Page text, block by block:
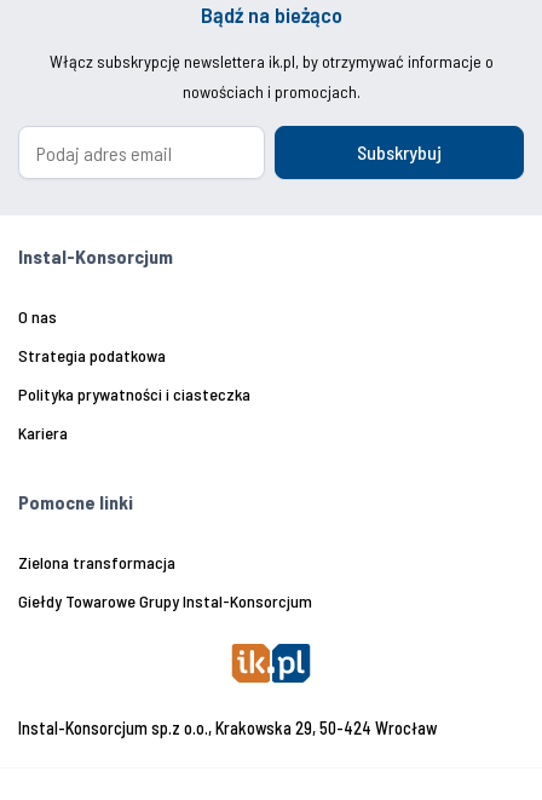
Bądź na bieżąco
Włącz subskrypcję newslettera ik.pl, by otrzymywać informacje o
nowościach i promocjach.
Subskrybuj
Instal-Konsorcjum
O nas
Strategia podatkowa
Polityka prywatności i ciasteczka
Kariera
Pomocne linki
Zielona transformacja
Giełdy Towarowe Grupy Instal-Konsorcjum
Instal-Konsorcjum sp.z o.o., Krakowska 29, 50-424 Wrocław